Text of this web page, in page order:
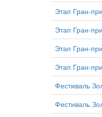
Этап Гран-
Этап Гран-
Этап Гран-
Этап Гран-
Фестиваль
Фестиваль